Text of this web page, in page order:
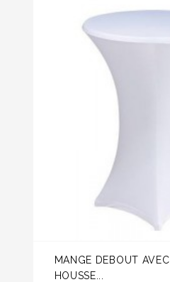
MANGE DEBOUT AVEC
HOUSSE...